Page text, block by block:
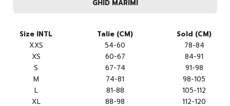
GHID MARIMI
Size INTL Talie (CM)
Sold (CM)
XXS
54-60
78-84
XS
60-67
84-91
S
67-74
91-98
M
74-81
98-105
L
81-88
105-112
XL
88-98
112-120